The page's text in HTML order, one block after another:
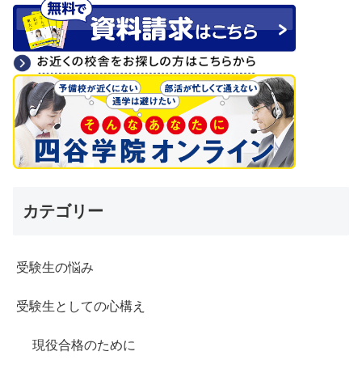
カテゴリー
受験生の悩み
受験生としての心構え
現役合格のために